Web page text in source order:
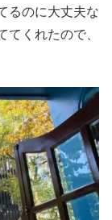
るのに大丈夫な
くれたので、